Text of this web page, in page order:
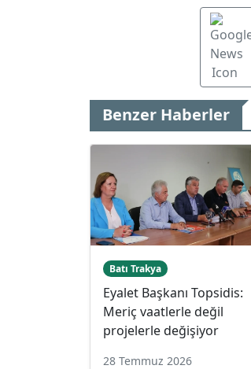
Benzer Haberler
Batı Trakya
Eyalet Başkanı Topsidis:
Meriç vaatlerle değil
projelerle değişiyor
28 Temmuz 2026